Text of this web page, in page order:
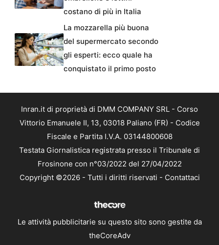
costano di più in Italia
La mozzarella più buona
del supermercato secondo
gli esperti: ecco quale ha
conquistato il primo posto
Inran.it di proprietà di DMM COMPANY SRL - Corso
Vittorio Emanuele II, 13, 03018 Paliano (FR) - Codice
Fiscale e Partita I.V.A. 03144800608
Testata Giornalistica registrata presso il Tribunale di
Frosinone con n°03/2022 del 27/04/2022
Copyright ©2026 - Tutti i diritti riservati - Contattaci
Le attività pubblicitarie su questo sito sono gestite da
theCoreAdv